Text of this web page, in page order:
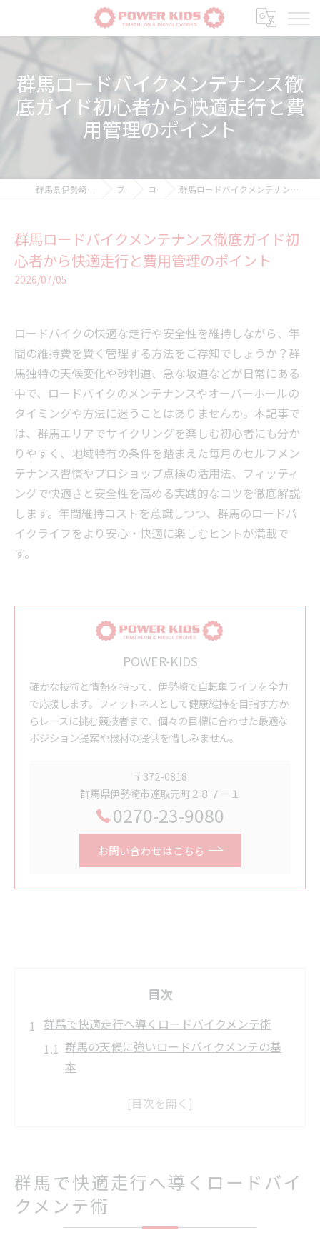
群馬ロードバイクメンテナンス徹
底ガイド初心者から快適走行と費
用管理のポイント
群馬県伊勢崎の自転車ならPOWER-KIDS ブログ コラム 群馬ロードバイクメンテナンス徹底ガイド初心者から快適走行と費用管理のポイント
群馬ロードバイクメンテナンス徹底ガイド初
心者から快適走行と費用管理のポイント
2026/07/05
ロードバイクの快適な走行や安全性を維持しながら、年
間の維持費を賢く管理する方法をご存知でしょうか？群
馬独特の天候変化や砂利道、急な坂道などが日常にある
中で、ロードバイクのメンテナンスやオーバーホールの
タイミングや方法に迷うことはありませんか。本記事で
は、群馬エリアでサイクリングを楽しむ初心者にも分か
りやすく、地域特有の条件を踏まえた毎月のセルフメン
テナンス習慣やプロショップ点検の活用法、フィッティ
ングで快適さと安全性を高める実践的なコツを徹底解説
します。年間維持コストを意識しつつ、群馬のロードバ
イクライフをより安心・快適に楽しむヒントが満載で
す。
POWER-KIDS
確かな技術と情熱を持って、伊勢崎で自転車ライフを全力
で応援します。フィットネスとして健康維持を目指す方か
らレースに挑む競技者まで、個々の目標に合わせた最適な
ポジション提案や機材の提供を惜しみません。
〒372-0818
群馬県伊勢崎市連取元町２８７ー１
0270-23-9080
お問い合わせはこちら
目次
群馬で快適走行へ導くロードバイクメンテ術
群馬の天候に強いロードバイクメンテの基
本
つける
メンテナンスで長持ちするロードバイクの
秘訣
群馬で快適走行へ導くロードバイ
クメンテ術